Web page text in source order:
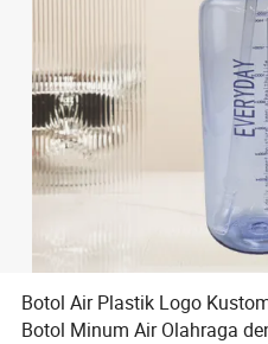
Botol Air Plastik Logo
Botol Minum Air Olahraga